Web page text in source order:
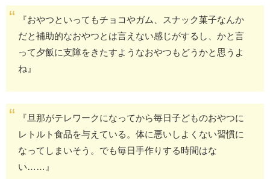
『おやつといってもチョコやガム、スナック菓子なんか
だと補助的なおやつとは言えない感じがするし、かと言
って夕飯に支障をきたすようなおやつもどうかと思うよ
ね』
『旦那がテレワークになってから毎日子どものおやつに
レトルト食品を与えている。体に悪いしよくない習慣に
なってしまいそう。でも毎日手作りする時間はな
い……』